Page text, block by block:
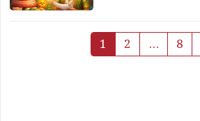
Posts
1 2 … 8